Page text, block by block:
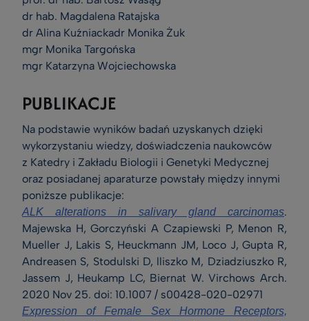
dr hab. Magdalena Ratajska
dr Alina Kuźniackadr Monika Żuk
mgr Monika Targońska
mgr Katarzyna Wojciechowska
PUBLIKACJE
Na podstawie wyników badań uzyskanych dzięki
wykorzystaniu wiedzy, doświadczenia naukowców
z Katedry i Zakładu Biologii i Genetyki Medycznej
oraz posiadanej aparaturze powstały między innymi
poniższe publikacje:
ALK alterations in salivary gland carcinomas.
Majewska H, Gorczyński A Czapiewski P, Menon R,
Mueller J, Lakis S, Heuckmann JM, Loco J, Gupta R,
Andreasen S, Stodulski D, lliszko M, Dziadziuszko R,
Jassem J, Heukamp LC, Biernat W. Virchows Arch.
2020 Nov 25. doi: 10.1007 / s00428-020-02971
Expression of Female Sex Hormone Receptors,